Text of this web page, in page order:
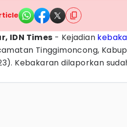
IDN Times - Kejadian
Tinggimoncong,
Kebakaran dilaporkan